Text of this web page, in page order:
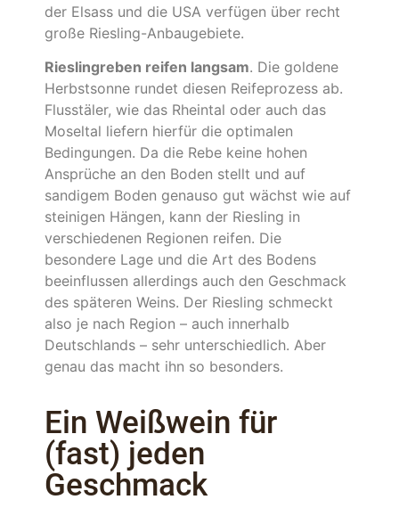
der Elsass und die USA verfügen über recht
große Riesling-Anbaugebiete.
Rieslingreben reifen langsam. Die goldene
Herbstsonne rundet diesen Reifeprozess ab.
Flusstäler, wie das Rheintal oder auch das
Moseltal liefern hierfür die optimalen
Bedingungen. Da die Rebe keine hohen
Ansprüche an den Boden stellt und auf
sandigem Boden genauso gut wächst wie auf
steinigen Hängen, kann der Riesling in
verschiedenen Regionen reifen. Die
besondere Lage und die Art des Bodens
beeinflussen allerdings auch den Geschmack
des späteren Weins. Der Riesling schmeckt
also je nach Region – auch innerhalb
Deutschlands – sehr unterschiedlich. Aber
genau das macht ihn so besonders.
Ein Weißwein für
(fast) jeden
Geschmack